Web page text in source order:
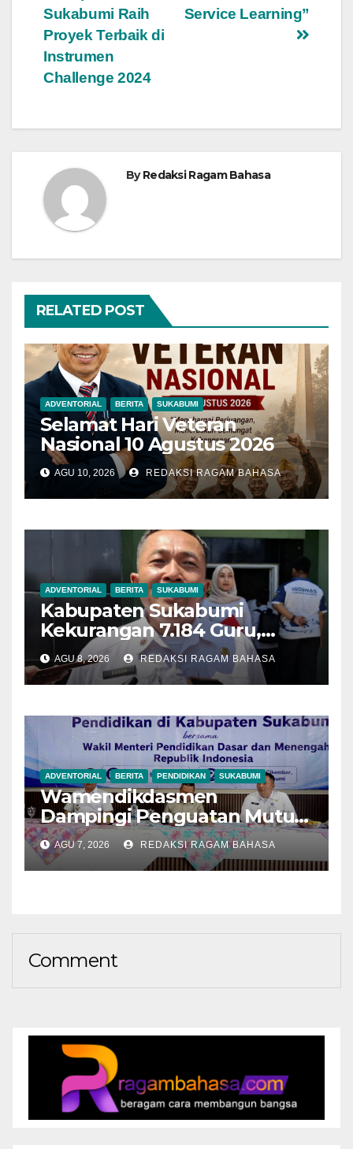
Service Learning”
Sukabumi Raih
Proyek Terbaik di
Instrumen
Challenge 2024
ByRedaksi Ragam Bahasa
RELATED POST
ADVENTORIAL BERITA SUKABUMI
Selamat Hari Veteran
Nasional 10 Agustus 2026
AGU 10, 2026 REDAKSI RAGAM BAHASA
ADVENTORIAL BERITA SUKABUMI
Kabupaten Sukabumi
Kekurangan 7.184 Guru,
Disdik Sebut Jenjang SMP
Paling Banyak
Membutuhkan
AGU 8, 2026 REDAKSI RAGAM BAHASA
ADVENTORIAL BERITA PENDIDIKAN SUKABUMI
Wamendikdasmen
Dampingi Penguatan Mutu
Pendidikan di Sukabumi,
Rehabilitasi Sekolah Naik
Jadi 174 Unit
AGU 7, 2026 REDAKSI RAGAM BAHASA
Comment